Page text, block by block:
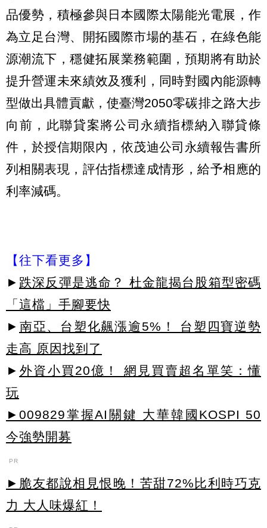
品優勢，積極參與日本國際太陽能光電展，作
為立足台灣、開拓國際市場的基石，在綠色能
源潮流下，穩健拓展業務範圍，預期將有助於
提升營運未來績效及獲利，同時對國內能源轉
型做出具體貢獻，使臺灣2050零碳排之路大步
向前，此聯貸案將公司永續指標納入聯貸條
件，於授信期限內，依茂迪公司永續報告書所
列相關表現，評估指標達成情形，給予相應的
利率減碼。
【往下看更多】
► 跌深反彈是逃命？ 杜金龍揭台股箱型密碼
「這檔」手腳要快
► 南亞、台塑化飆漲逾5%！ 台塑四寶逆勢
走高 原因找到了
► 外資小買20億！ 網見買賣超名單笑：懂
玩
►009829掌握AI關鍵 大華韓國KOSPI 50
今強勢開募
PR
►脆友都說相見恨晚！苦甜72%比利時巧克
力 大人味爆紅！